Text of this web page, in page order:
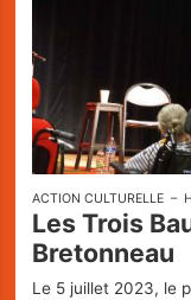
ACTION CULTURELLE
Les Trois
Bretonneau
Le 5 juillet 2023, le